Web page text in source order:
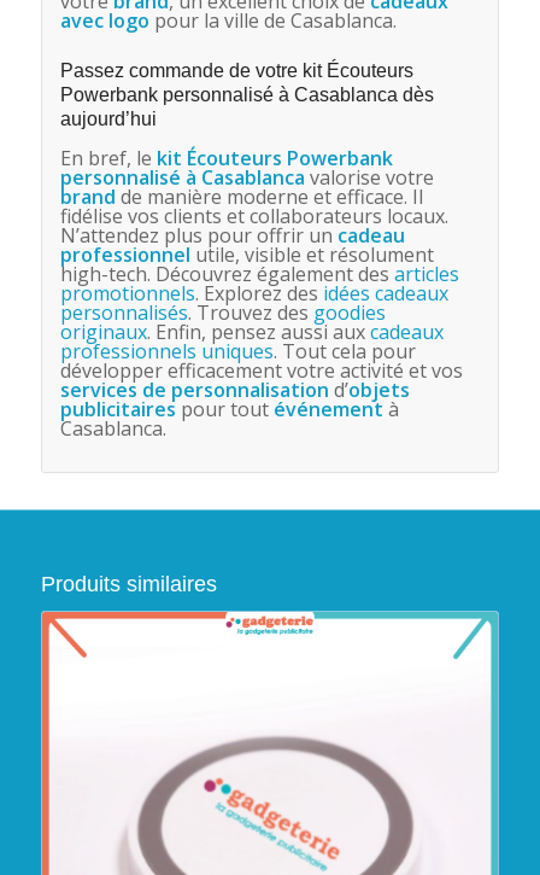
avec logo pour la ville de Casablanca.
Passez commande de votre kit Écouteurs
Powerbank personnalisé à Casablanca dès
aujourd’hui
En bref, le kit Écouteurs Powerbank
personnalisé à Casablanca valorise votre
brand de manière moderne et efficace. Il
fidélise vos clients et collaborateurs locaux.
N’attendez plus pour offrir un cadeau
professionnel utile, visible et résolument
high-tech. Découvrez également des articles
promotionnels. Explorez des idées cadeaux
personnalisés. Trouvez des goodies
originaux. Enfin, pensez aussi auxcadeaux
professionnels uniques. Tout cela pour
développer efficacement votre activité et vos
services de personnalisation d’objets
publicitaires pour tout événement à
Casablanca.
Produits similaires